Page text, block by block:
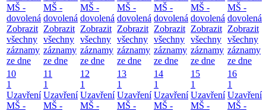
MŠ -
dovolená
Zobrazit
všechny
záznamy
ze dne
MŠ -
dovolená
Zobrazit
všechny
záznamy
ze dne
MŠ -
dovolená
Zobrazit
všechny
záznamy
ze dne
MŠ -
dovolená
Zobrazit
všechny
záznamy
ze dne
MŠ -
dovolená
Zobrazit
všechny
záznamy
ze dne
MŠ -
dovolená
Zobrazit
všechny
záznamy
ze dne
MŠ -
dovolená
Zobrazit
všechny
záznamy
ze dne
10
1
Uzavření
MŠ -
11
1
Uzavření
MŠ -
12
1
Uzavření
MŠ -
13
1
Uzavření
MŠ -
14
1
Uzavření
MŠ -
15
1
Uzavření
MŠ -
16
1
Uzavření
MŠ -